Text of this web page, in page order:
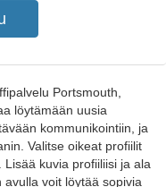
Portsmouth,
löytämään uusia
kommunikointiin, ja
Valitse oikeat profiilit
kuvia profiiliisi ja ala
voit löytää sopivia